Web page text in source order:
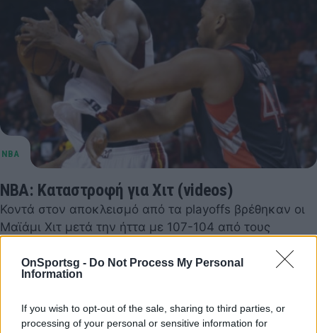
OnSportsg - Do Not Process My Personal
Information
If you wish to opt-out of the sale, sharing to third parties, or
processing of your personal or sensitive information for
NBA: Καταστροφή για Χιτ (videos)
Κοντά στον αποκλεισμό από τα playoffs βρέθηκαν οι
Μαϊάμι Χιτ μετά την ήττα με 107-104 από τους
12 Απριλίου 2015 06:46